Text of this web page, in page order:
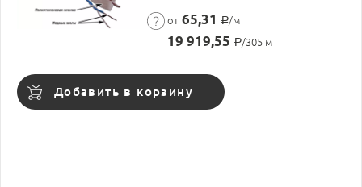
от 65,31 Р/м
19 919,55 Р/305 м
Добавить в корзину